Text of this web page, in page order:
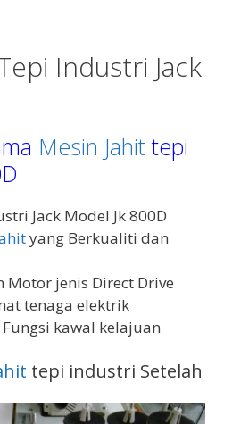
Industri Jack
Mesin Jahittepi
Jack Model Jk 800D
yang Berkualiti dan
Motor jenis Direct Drive
tenaga elektrik
kawal kelajuan
tepi industri Setelah